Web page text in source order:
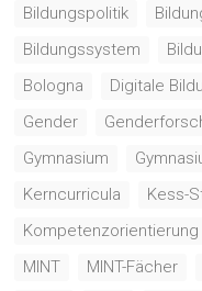
Bildungspolitik
Bildungssystem
Bologna
Digitale
Gender
Gymnasium
Kerncurricula
Kess-
Kompetenzorientierung
MINT
MINT-Fächer